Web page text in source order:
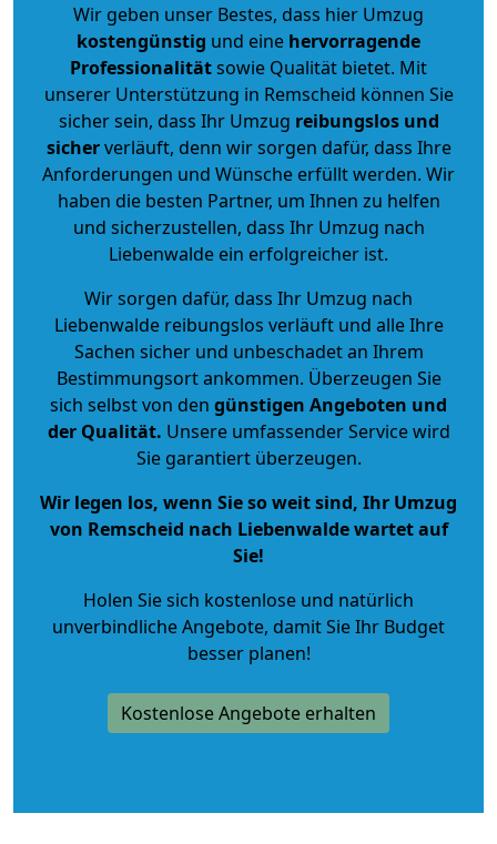
Wir geben unser Bestes, dass hier Umzug
kostengünstig und eine hervorragende
Professionalitätsowie Qualität bietet. Mit
unserer Unterstützung in Remscheid können Sie
sicher sein, dass Ihr Umzug reibungslos und
sicherverläuft, denn wir sorgen dafür, dass Ihre
Anforderungen und Wünsche erfüllt werden. Wir
haben die besten Partner, um Ihnen zu helfen
und sicherzustellen, dass Ihr Umzug nach
Liebenwalde ein erfolgreicher ist.
Wir sorgen dafür, dass Ihr Umzug nach
Liebenwalde reibungslos verläuft und alle Ihre
Sachen sicher und unbeschadet an Ihrem
Bestimmungsort ankommen. Überzeugen Sie
sich selbst von den günstigen Angeboten und
der Qualität. Unsere umfassender Service wird
Sie garantiert überzeugen.
Wir legen los, wenn Sie so weit sind, Ihr Umzug
von Remscheid nach Liebenwalde wartet auf
Sie!
Holen Sie sich kostenlose und natürlich
unverbindliche Angebote, damit Sie Ihr Budget
besser planen!
Kostenlose Angebote erhalten